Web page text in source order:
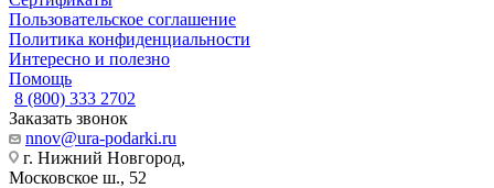
Пользовательское соглашение
Политика конфиденциальности
Интересно и полезно
Помощь
8 (800) 333 2702
Заказать звонок
nnov@ura-podarki.ru
г. Нижний Новгород,
Московское ш., 52